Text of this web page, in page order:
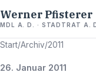
Werner Pfisterer
MDL A. D. · STADTRAT A.
Start/Archiv/2011
26. Januar 2011